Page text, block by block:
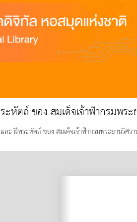
หัตถ์ ของ สมเด็จเจ้าฟ้ากรมพร
ละ ฝีพระหัตถ์ ของ สมเด็จเจ้าฟ้ากรมพระยานริศร